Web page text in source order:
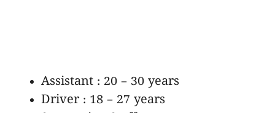
Assistant : 20 – 30 years
Driver : 18 – 27 years